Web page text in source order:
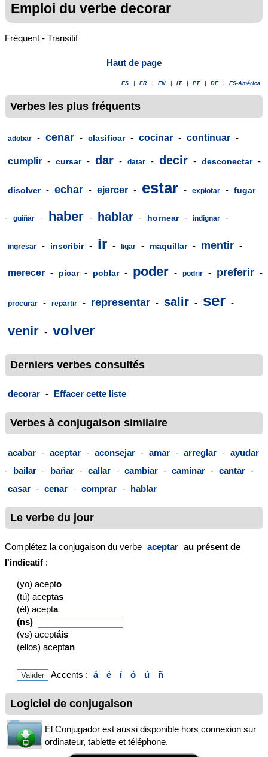
Emploi du verbe decorar
Fréquent - Transitif
Haut de page
ES FR EN IT PT DE ES-América
Verbes les plus fréquents
adobar - cenar - clasificar - cocinar - continuar -
cumplir - cursar - dar - datar - decir - desconectar -
disolver - echar - ejercer - estar - explotar - fugar
- guiñar - haber - hablar - hornear - indignar -
ingresar - inscribir - ir - ligar - maquillar - mentir -
merecer - picar - poblar - poder - podrir - preferir -
procurar - repartir - representar - salir - ser -
venir - volver
Derniers verbes consultés
decorar - Effacer cette liste
Verbes à conjugaison similaire
acabar - aceptar - aconsejar - amar - arreglar - ayudar
- bailar - bañar - callar - cambiar - caminar - cantar -
casar - cenar - comprar - hablar
Le verbe du jour
Complétez la conjugaison du verbe aceptar au présent de
l'indicatif :
(yo) acepto
(tú) aceptas
(él) acepta
(ns)
(vs) aceptáis
(ellos) aceptan
Accents : á é í ó ú ñ
Logiciel de conjugaison
El Conjugador est aussi disponible hors connexion sur
ordinateur, tablette et téléphone.